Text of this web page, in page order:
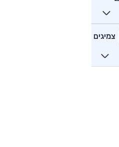
צמיגים